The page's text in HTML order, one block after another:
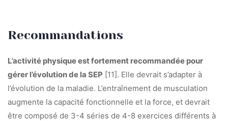
Recommandations
L’activité physique est fortement recommandée pour
gérer l’évolution de la SEP [11]. Elle devrait s’adapter à
l’évolution de la maladie. L’entraînement de musculation
augmente la capacité fonctionnelle et la force, et devrait
être composé de 3-4 séries de 4-8 exercices différents à